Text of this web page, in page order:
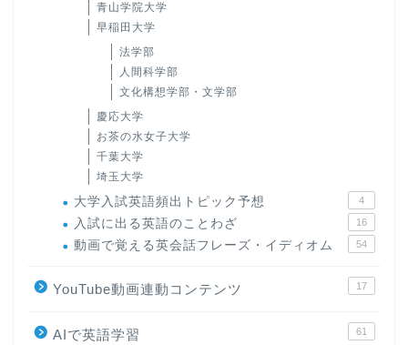
青山学院大学
早稲田大学
法学部
人間科学部
文化構想学部・文学部
慶応大学
お茶の水女子大学
千葉大学
埼玉大学
大学入試英語頻出トピック予想 4
入試に出る英語のことわざ 16
動画で覚える英会話フレーズ・イディオム 54
YouTube動画連動コンテンツ 17
AIで英語学習 61